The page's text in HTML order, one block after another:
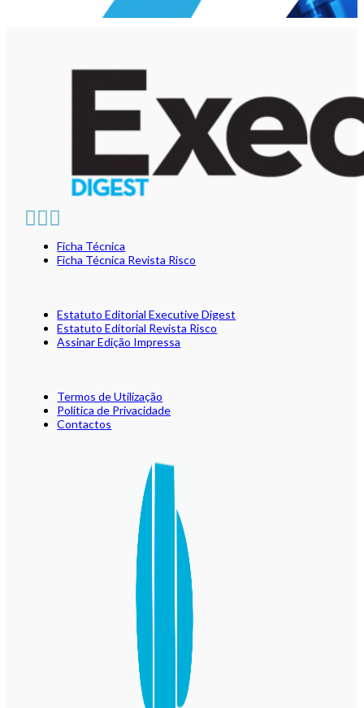
Ficha Técnica
Ficha Técnica Revista Risco
Estatuto Editorial Executive Digest
Estatuto Editorial Revista Risco
Assinar Edição Impressa
Termos de Utilização
Política de Privacidade
Contactos